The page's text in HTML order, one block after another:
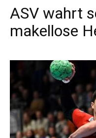
ASV wahrt
makellose